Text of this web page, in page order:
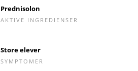
Prednisolon
AKTIVE INGREDIENSER
Store elever
SYMPTOMER